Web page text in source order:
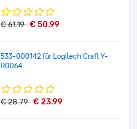
€ 61.19 € 50.99
533-000142 für Logitech Craft Y-
R0064
€ 28.79 € 23.99